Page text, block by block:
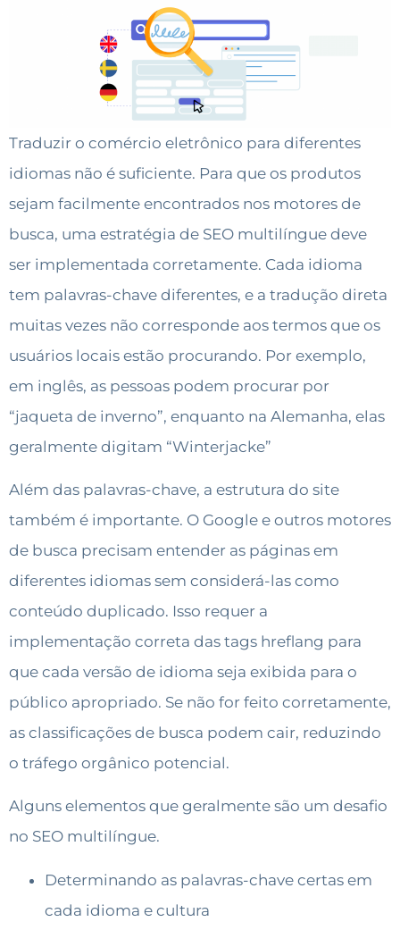
Traduzir o comércio eletrônico para diferentes
idiomas não é suficiente. Para que os produtos
sejam facilmente encontrados nos motores de
busca, uma estratégia de SEO multilíngue deve
ser implementada corretamente. Cada idioma
tem palavras-chave diferentes, e a tradução direta
muitas vezes não corresponde aos termos que os
usuários locais estão procurando. Por exemplo,
em inglês, as pessoas podem procurar por
“jaqueta de inverno”, enquanto na Alemanha, elas
geralmente digitam “Winterjacke”
Além das palavras-chave, a estrutura do site
também é importante. O Google e outros motores
de busca precisam entender as páginas em
diferentes idiomas sem considerá-las como
conteúdo duplicado. Isso requer a
implementação correta das tags hreflang para
que cada versão de idioma seja exibida para o
público apropriado. Se não for feito corretamente,
as classificações de busca podem cair, reduzindo
o tráfego orgânico potencial.
Alguns elementos que geralmente são um desafio
no SEO multilíngue.
Determinando as palavras-chave certas em
cada idioma e cultura